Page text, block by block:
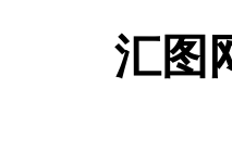
汇图